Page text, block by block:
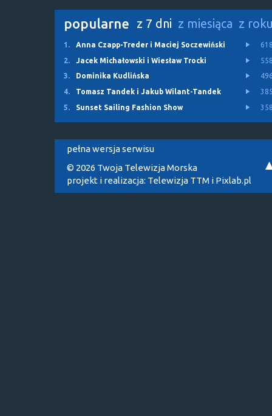
popularne z 7 dni z miesiąca z
1. Anna Czapp-Treder i Maciej Soczewiński
2.
Jacek Michałowski i Wiesław Trocki
3.
Dominika Kudlińska
4.
Tomasz Tandek i Jakub Wilant-Tandek
5.
Sunset Sailing Fashion Show
pełna wersja serwisu
© 2026 Twoja Telewizja Morska
projekt i realizacja: Telewizja TTM i Pixlab.pl